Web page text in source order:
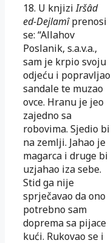
18. U knjiziIršâd
ed-Dejlamîprenosi
se: “Allahov
Poslanik, s.a.v.a.,
sam je krpio svoju
odjeću i popravljao
sandale te muzao
ovce. Hra­nu je jeo
zajedno sa
robovima. Sjedio bi
na zemlji. Jahao je
ma­garca i druge bi
uzjahao iza sebe.
Stid ga nije
sprječavao da ono
po­trebno sam
doprema sa pijace
kući. Rukovao se i